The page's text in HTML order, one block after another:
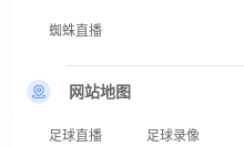
蜘蛛直播
网站地图
足球直播 足球录像